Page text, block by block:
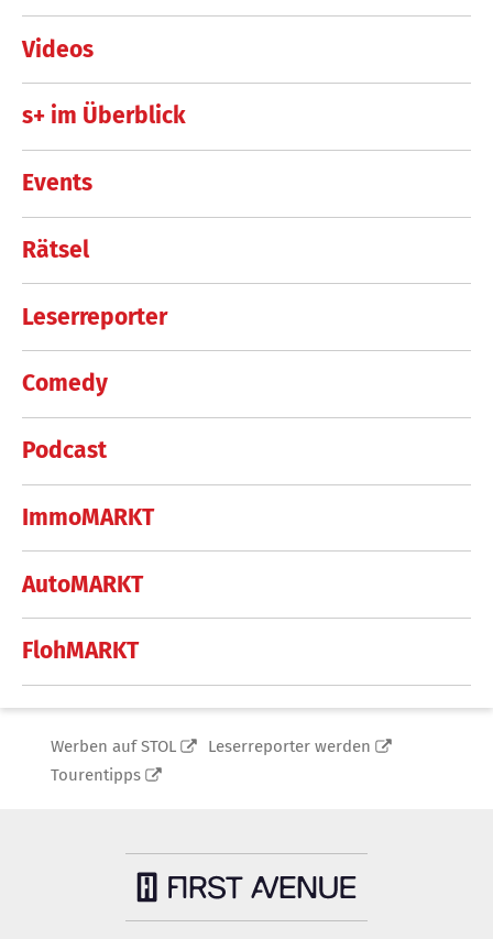
Videos
s+ im Überblick
Events
Rätsel
Leserreporter
Comedy
Podcast
ImmoMARKT
AutoMARKT
FlohMARKT
Werben auf STOL
Leserreporter werden
Tourentipps